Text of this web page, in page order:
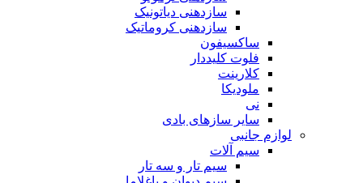
سازدهنی دیاتونیک
سازدهنی کروماتیک
ساکسیفون
فلوت کلیددار
کلارینت
ملودیکا
نی
سایر سازهای بادی
لوازم جانبی
سیم آلات
سیم تار و سه تار